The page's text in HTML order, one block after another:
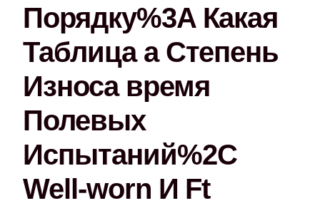
Порядку%3A Какая
Таблица а Степень
Износа время
Полевых
Испытаний%2C
Well-worn И Ft